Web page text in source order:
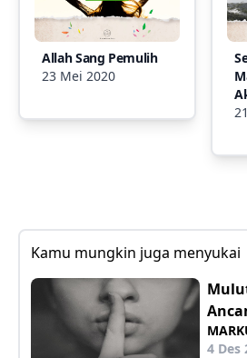
Allah Sang Pemulih
23 Mei 2020
Kamu mungkin juga menyukai
4 Des